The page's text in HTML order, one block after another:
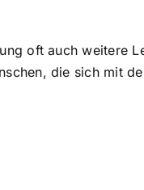
oft auch weitere
die sich mit